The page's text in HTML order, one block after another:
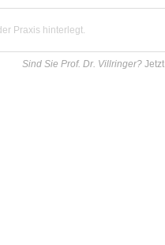
Praxis hinterlegt.
Sind Sie Prof. Dr. Villringer? Jetzt